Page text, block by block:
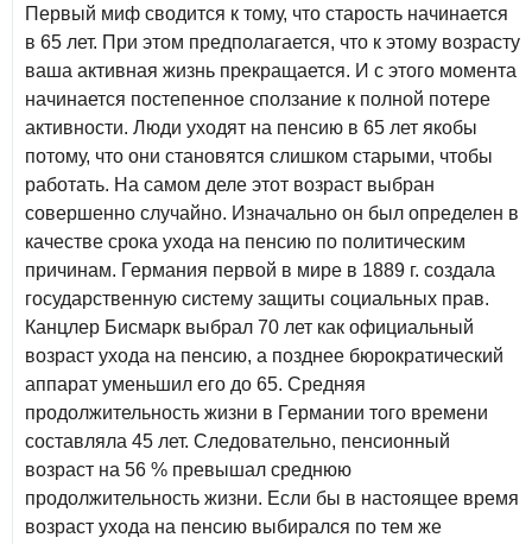
Первый миф сводится к тому, что старость начинается
в 65 лет. При этом предполагается, что к этому возрасту
ваша активная жизнь прекращается. И с этого момента
начинается постепенное сползание к полной потере
активности. Люди уходят на пенсию в 65 лет якобы
потому, что они становятся слишком старыми, чтобы
работать. На самом деле этот возраст выбран
совершенно случайно. Изначально он был определен в
качестве срока ухода на пенсию по политическим
причинам. Германия первой в мире в 1889 г. создала
государственную систему защиты социальных прав.
Канцлер Бисмарк выбрал 70 лет как официальный
возраст ухода на пенсию, а позднее бюрократический
аппарат уменьшил его до 65. Средняя
продолжительность жизни в Германии того времени
составляла 45 лет. Следовательно, пенсионный
возраст на 56 % превышал среднюю
продолжительность жизни. Если бы в настоящее время
возраст ухода на пенсию выбирался по тем же